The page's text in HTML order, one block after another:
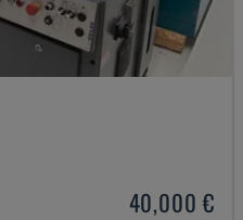
40,000 €